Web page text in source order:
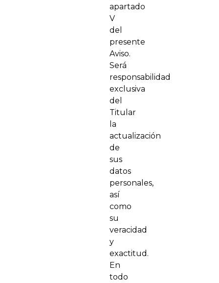
apartado
V
del
presente
Aviso.
Será
responsabilidad
exclusiva
del
Titular
la
actualización
de
sus
datos
personales,
así
como
su
veracidad
y
exactitud.
En
todo